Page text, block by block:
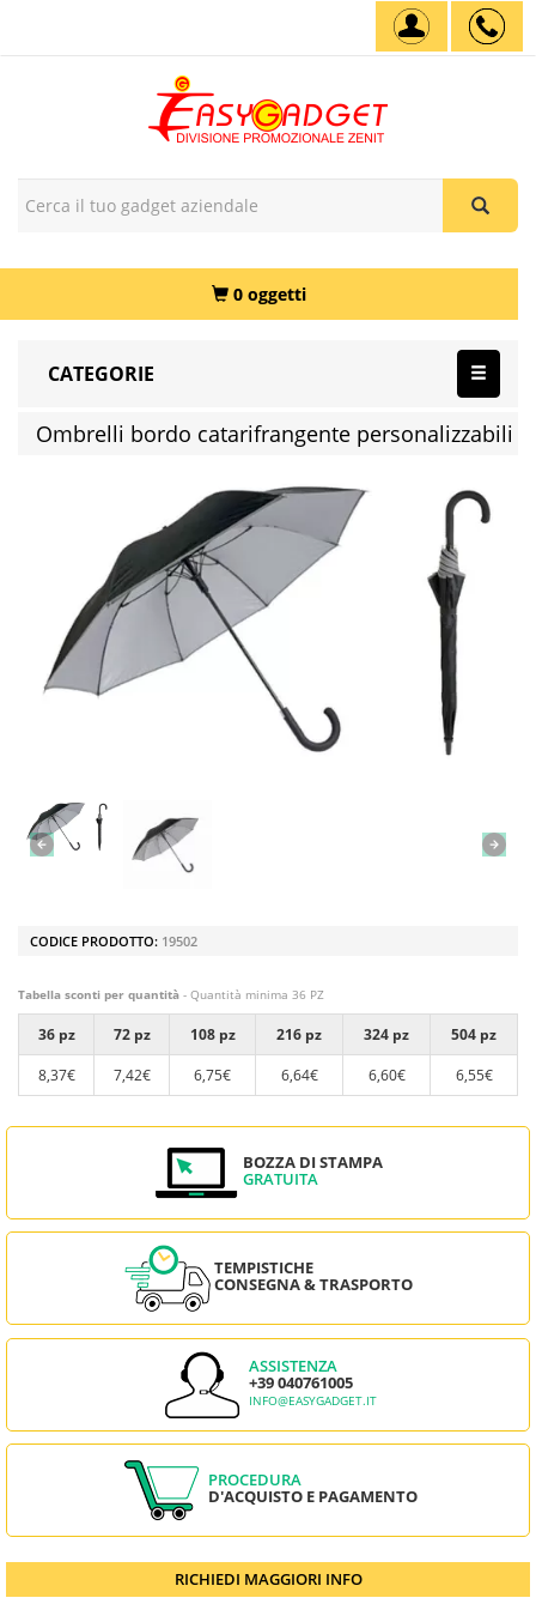
0 oggetti
CATEGORIE
Ombrelli bordo catarifrangente personalizzabili
CODICE PRODOTTO: 19502
Tabella sconti per quantità - Quantità minima 36 PZ
36 pz 72 pz 108 pz 216 pz 324 pz
504 pz
8,37€
7,42€ 6,75€ 6,64€ 6,60€ 6,55€
BOZZA DI STAMPA
GRATUITA
TEMPISTICHE
CONSEGNA & TRASPORTO
ASSISTENZA
+39 040761005
INFO@EASYGADGET.IT
PROCEDURA
D'ACQUISTO E PAGAMENTO
RICHIEDI MAGGIORI INFO